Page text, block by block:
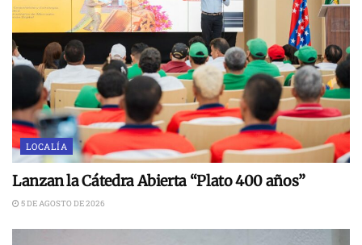
LOCALÍA
Lanzan la Cátedra Abierta “Plato 400 años”
5 DE AGOSTO DE 2026